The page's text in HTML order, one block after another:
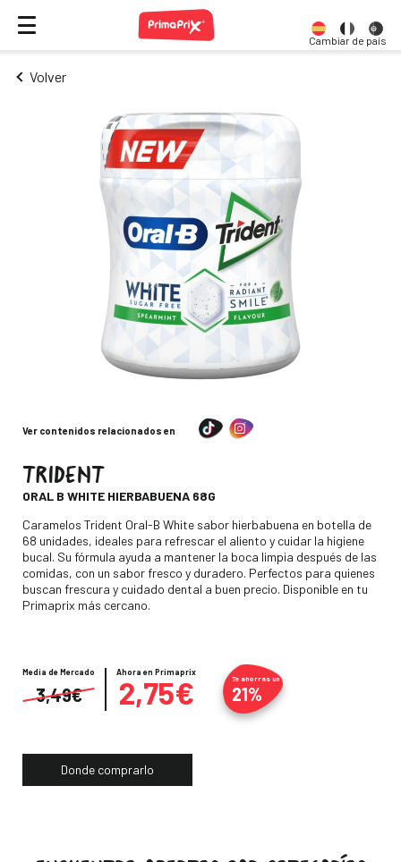
Cambiar de país
Volver
Ver contenidos relacionados en
TRIDENT-
ORAL B WHITE HIERBABUENA 68G
Descripción
Caramelos Trident Oral-B White sabor hierbabuena en botella de
68 unidades, ideales para refrescar el aliento y cuidar la higiene
bucal. Su fórmula ayuda a mantener la boca limpia después de las
comidas, con un sabor fresco y duradero. Perfectos para quienes
buscan frescura y cuidado dental a buen precio. Disponible en tu
Primaprix más cercano.
Precio
Media de Mercado
3,49€
Ahora en Primaprix
2,75€ Te ahorras un
21%
Donde comprarlo